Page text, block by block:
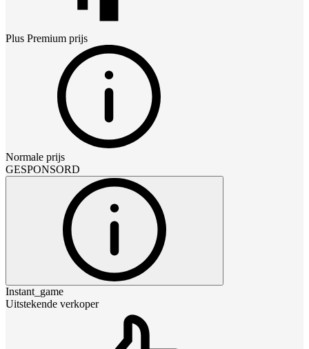
Plus Premium prijs
Normale prijs
GESPONSORD
Instant_game
Uitstekende verkoper